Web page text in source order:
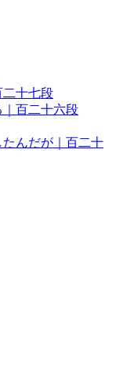
二十七段
百二十六段
んだが｜百二十